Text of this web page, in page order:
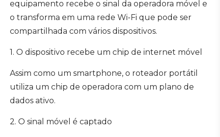
equipamento recebe o sinal da operadora móvel e
o transforma em uma rede Wi-Fi que pode ser
compartilhada com vários dispositivos.
1. O dispositivo recebe um chip de internet móvel
Assim como um smartphone, o roteador portátil
utiliza um chip de operadora com um plano de
dados ativo.
2. O sinal móvel é captado